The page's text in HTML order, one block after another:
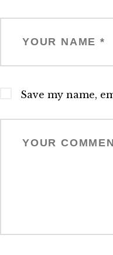
Save my name,